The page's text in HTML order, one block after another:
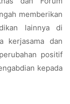
memberikan
lainnya di
kerjasama dan
positif
kepada